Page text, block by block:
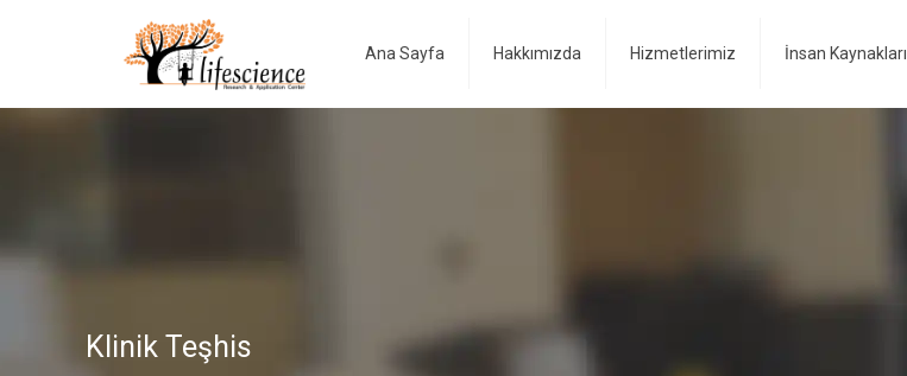
Ana Sayfa Hakkımızda Hizmetlerimiz İnsan Kaynakları
Klinik Teşhis